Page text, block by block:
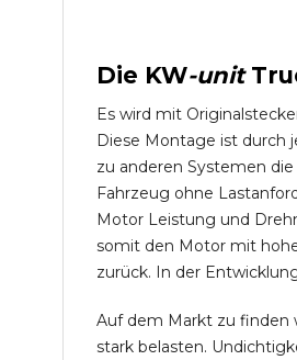
Die KW-unit
Es wird mit
Diese Montage ist durch
zu anderen Systemen
Fahrzeug ohne
Motor Leistung und
somit den Motor mit
zurück. In der
Auf dem Markt zu finden
stark belasten.